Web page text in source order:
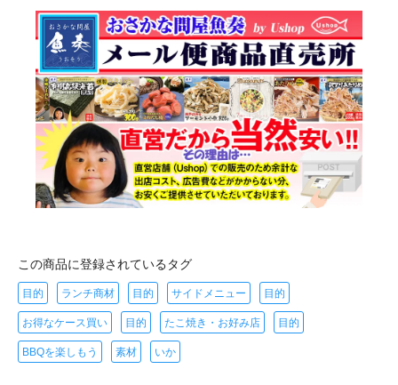
この商品に登録されているタグ
目的 ランチ商材 目的 サイドメニュー 目的
お得なケース買い 目的 たこ焼き・お好み店 目的
BBQを楽しもう 素材 いか